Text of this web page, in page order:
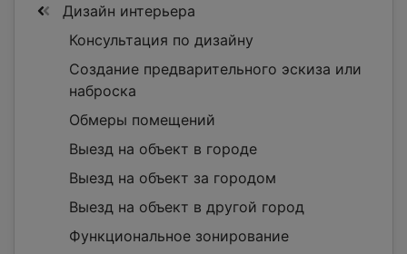
Дизайн интерьера
Консультация по дизайну
Создание предварительного эскиза или
наброска
Обмеры помещений
Выезд на объект в городе
Выезд на объект за городом
Выезд на объект в другой город
Функциональное зонирование